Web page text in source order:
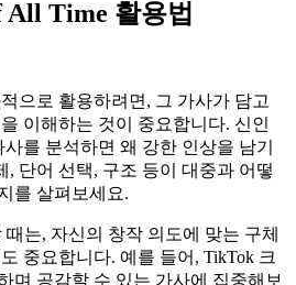
All Time 활용법
으로 활용하려면, 그 가사가 담고
이해하는 것이 중요합니다. 신인
를 분석하면 왜 강한 인상을 남기
, 단어 선택, 구조 등이 대중과 어떻
를 살펴보세요.
는, 자신의 창작 의도에 맞는 구체
중요합니다. 예를 들어, TikTok 크
며 공감할 수 있는 가사에 집중해보